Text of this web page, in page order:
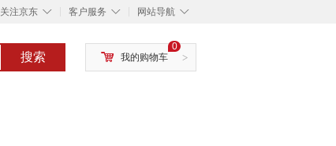
◇
关注京东 ◇
客户服务 ◇
网站导航
搜索 >
0
我的购物车